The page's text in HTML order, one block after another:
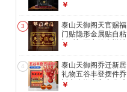
内补缺角化路冲客厅
15cm泰山玉石敢当
￥
3
泰山天御阁天官赐福
门贴隐形金属贴自粘
门对门五帝钱吉祥结
天官赐福五福款
￥
4
泰山天御阁乔迁新居
礼物五谷丰登摆件乔
迁之喜搬家入宅仪式
￥